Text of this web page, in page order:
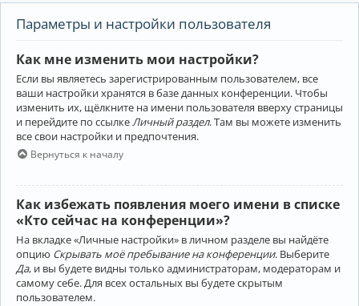
Параметры и настройки пользователя
Как мне изменить мои настройки?
Если вы являетесь зарегистрированным пользователем, все
ваши настройки хранятся в базе данных конференции. Чтобы
изменить их, щёлкните на имени пользователя вверху страницы
и перейдите по ссылке Личный раздел. Там вы можете изменить
все свои настройки и предпочтения.
Вернуться к началу
Как избежать появления моего имени в списке
«Кто сейчас на конференции»?
На вкладке «Личные настройки» в личном разделе вы найдёте
опцию Скрывать моё пребывание на конференции. Выберите
Да, и вы будете видны только администраторам, модераторам и
самому себе. Для всех остальных вы будете скрытым
пользователем.